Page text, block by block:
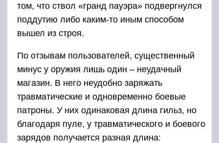
том, что ствол «гранд пауэра» подвергнулся
поддутию либо каким-то иным способом
вышел из строя.
По отзывам пользователей, существенный
минус у оружия лишь один – неудачный
магазин. В него неудобно заряжать
травматические и одновременно боевые
патроны. У них одинаковая длина гильз, но
благодаря пуле, у травматического и боевого
зарядов получается разная длина: